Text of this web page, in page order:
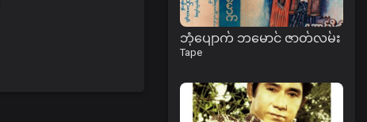
ဘုံပျောက် ဘမောင် ဇာတ်လမ်း
Tape